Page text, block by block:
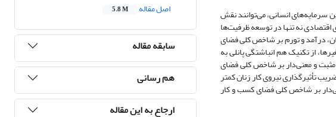
سرمایه‌های انسانی، می‌توانند نقش
اقتصادی نه تنها در توسعه ظرفیت‌ها
درآمد و تورم بر شاخص کلی فضای
است. برای برآورد اثرات متغیرها، از تکنیک هم انباشتگی پانلی به
مثبت و معنی‌دار بر شاخص کلی فضای
تأثیرگذاری نیروی کار زنان کمتر
بر شاخص کلی فضای کسب و کار
اصل مقاله
5.8 M
سابقه مقاله
هم رسانی
ارجاع به این مقاله